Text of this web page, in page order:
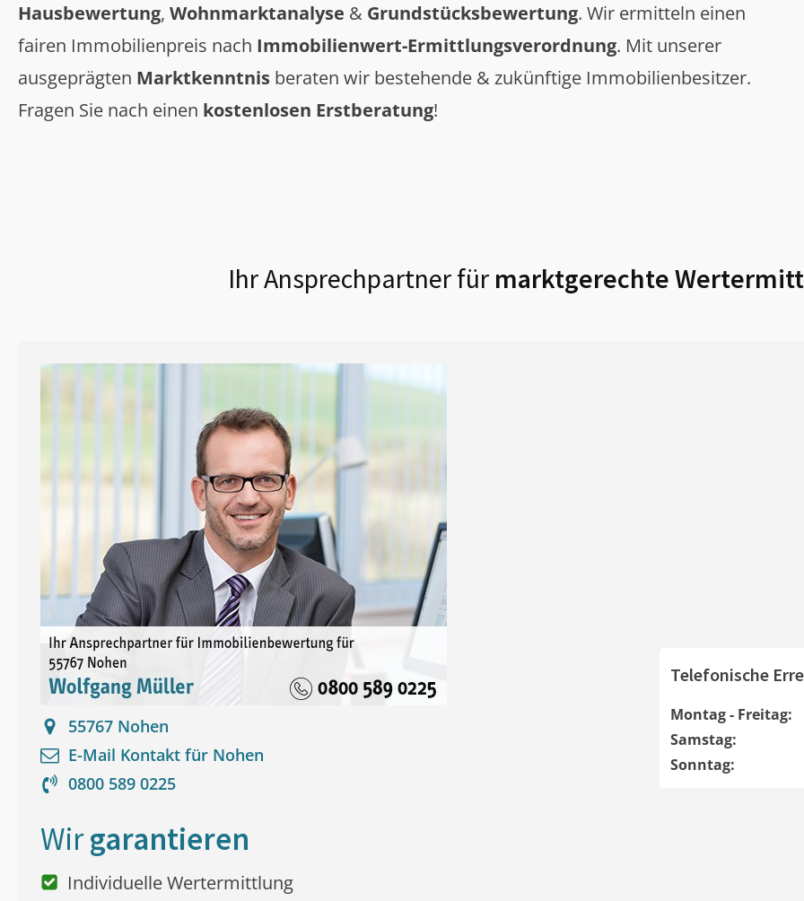
Hausbewertung, Wohnmarktanalyse & Grundstücksbewertung. Wir ermitteln einen
fairen Immobilienpreis nach Immobilienwert-Ermittlungsverordnung. Mit unserer
ausgeprägten Marktkenntnis beraten wir bestehende & zukünftige Immobilienbesitzer.
Fragen Sie nach einen kostenlosen Erstberatung!
Ihr Ansprechpartner für marktgerechte
55767 Nohen
E-Mail Kontakt für Nohen
0800 589 0225
Telefonische
Montag - Freitag:
Samstag:
Sonntag:
Wirgarantieren
Individuelle Wertermittlung